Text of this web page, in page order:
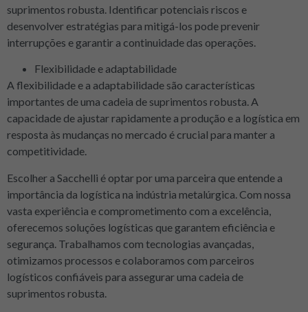
suprimentos robusta. Identificar potenciais riscos e
desenvolver estratégias para mitigá-los pode prevenir
interrupções e garantir a continuidade das operações.
Flexibilidade e adaptabilidade
A flexibilidade e a adaptabilidade são características
importantes de uma cadeia de suprimentos robusta. A
capacidade de ajustar rapidamente a produção e a logística em
resposta às mudanças no mercado é crucial para manter a
competitividade.
Escolher a Sacchelli é optar por uma parceira que entende a
importância da logística na indústria metalúrgica. Com nossa
vasta experiência e comprometimento com a excelência,
oferecemos soluções logísticas que garantem eficiência e
segurança. Trabalhamos com tecnologias avançadas,
otimizamos processos e colaboramos com parceiros
logísticos confiáveis para assegurar uma cadeia de
suprimentos robusta.